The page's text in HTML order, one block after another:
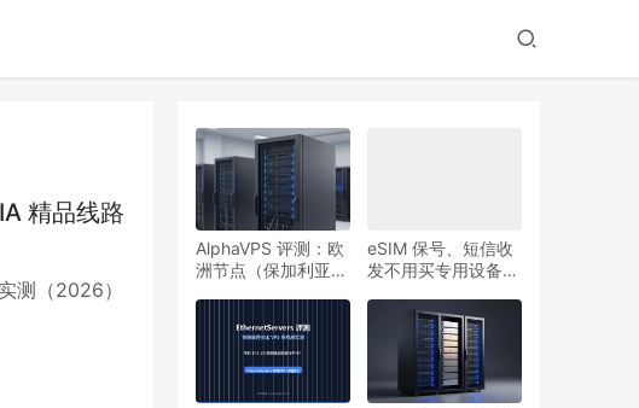
精品线路
测（2026）
AlphaVPS 评测：欧
洲节点（保加利亚
eSIM 保号、短信收
发不用买专用设备：
EC25 + Mac UTM
部署 VoHive 实操指